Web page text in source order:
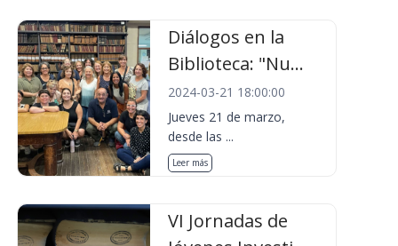
Diálogos en la
Biblioteca: "Nu...
2024-03-21 18:00:00
Jueves 21 de marzo,
desde las ...
Leer más
VI Jornadas de